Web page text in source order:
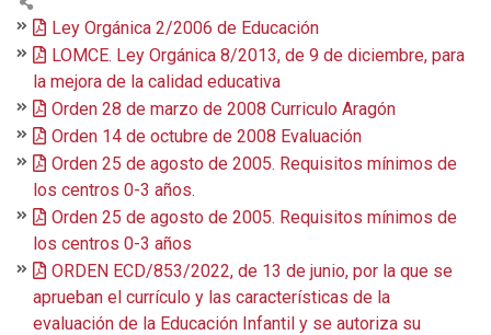
Ley Orgánica 2/2006 de Educación
LOMCE. Ley Orgánica 8/2013, de 9 de diciembre, para
la mejora de la calidad educativa
Orden 28 de marzo de 2008 Curriculo Aragón
Orden 14 de octubre de 2008 Evaluación
Orden 25 de agosto de 2005. Requisitos mínimos de
los centros 0-3 años.
Orden 25 de agosto de 2005. Requisitos mínimos de
los centros 0-3 años
ORDEN ECD/853/2022, de 13 de junio, por la que se
aprueban el currículo y las características de la
evaluación de la Educación Infantil y se autoriza su